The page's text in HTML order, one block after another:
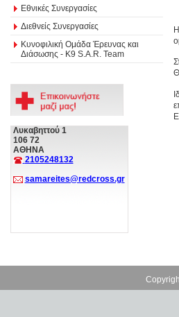
Εθνικές Συνεργασίες
Διεθνείς Συνεργασίες
Κυνοφιλική Ομάδα Έρευνας και
Διάσωσης - Κ9 S.A.R. Team
Λυκαβηττού 1
106 72
ΑΘΗΝΑ
2105248132
samareites@redcross.gr